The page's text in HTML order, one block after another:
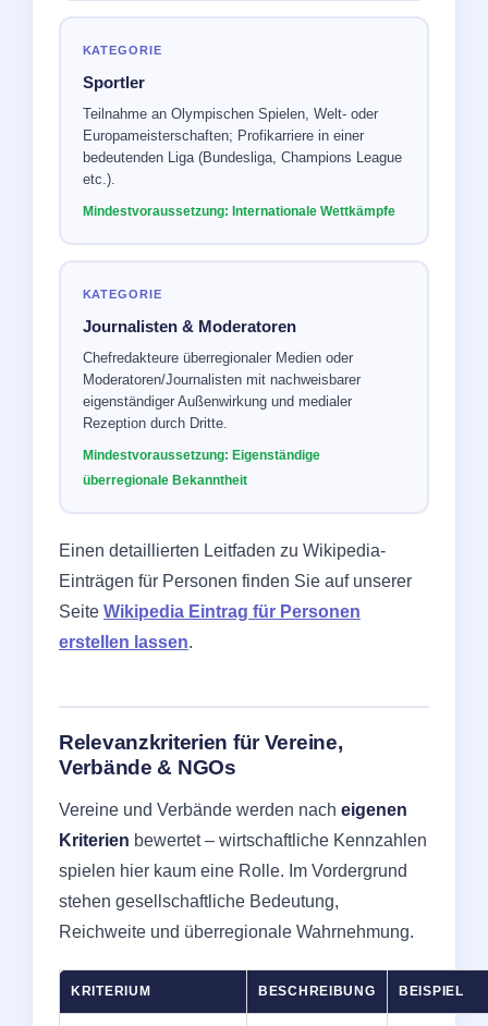
KATEGORIE
Sportler
Teilnahme an Olympischen Spielen, Welt- oder
Europameisterschaften; Profikarriere in einer
bedeutenden Liga (Bundesliga, Champions League
etc.).
Mindestvoraussetzung: Internationale Wettkämpfe
KATEGORIE
Journalisten & Moderatoren
Chefredakteure überregionaler Medien oder
Moderatoren/Journalisten mit nachweisbarer
eigenständiger Außenwirkung und medialer
Rezeption durch Dritte.
Mindestvoraussetzung: Eigenständige
überregionale Bekanntheit
Einen detaillierten Leitfaden zu Wikipedia-
Einträgen für Personen finden Sie auf unserer
Seite Wikipedia Eintrag für Personen
erstellen lassen.
Relevanzkriterien für Vereine,
Verbände & NGOs
Vereine und Verbände werden nach eigenen
Kriterien bewertet – wirtschaftliche Kennzahlen
spielen hier kaum eine Rolle. Im Vordergrund
stehen gesellschaftliche Bedeutung,
Reichweite und überregionale Wahrnehmung.
KRITERIUM BESCHREIBUNG BEISPIEL